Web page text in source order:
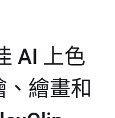
AI 上色
、繪畫和